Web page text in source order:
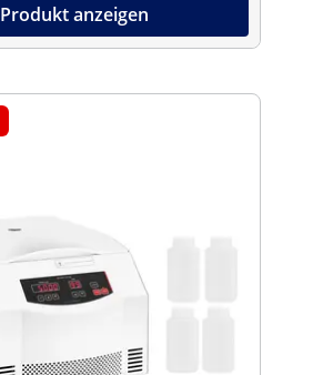
Produkt anzeigen